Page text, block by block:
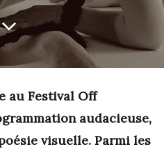
au Festival Off
audacieuse,
visuelle. Parmi les